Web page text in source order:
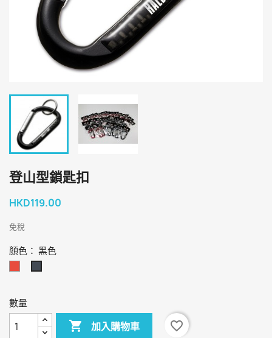
登山型鎖匙扣
HKD119.00
免稅
顏色： 黑色
數量
 加入購物車 favorite_border